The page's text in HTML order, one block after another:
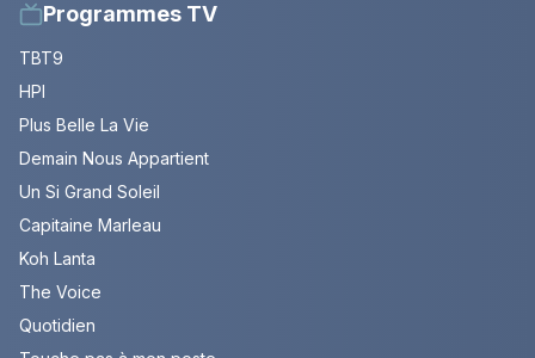
Programmes TV
TBT9
HPI
Plus Belle La Vie
Demain Nous Appartient
Un Si Grand Soleil
Capitaine Marleau
Koh Lanta
The Voice
Quotidien